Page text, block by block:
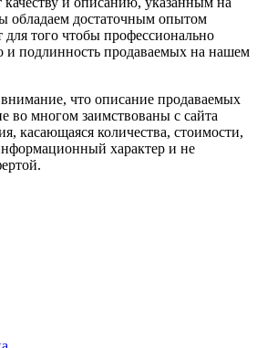
обладаем достаточным опытом
того чтобы профессионально
и подлинность продаваемых на нашем
что описание продаваемых
во многом заимствованы с сайта
касающаяся количества, стоимости,
характер и не